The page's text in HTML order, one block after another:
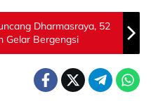
Dharmasraya, 52
Gelar Bergengsi